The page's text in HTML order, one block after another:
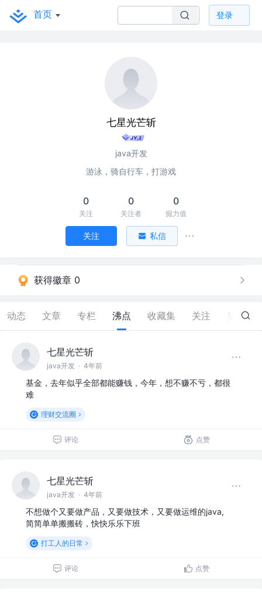
首页 登录
七星光芒斩
java开发
游泳，骑自行车，打游戏
0
关注
0
关注者
0
掘力值
关注 私信
获得徽章 0
动态 文章 专栏 沸点 收藏集 关注 0
七星光芒斩
java开发 · 4年前
基金，去年似乎全部都能赚钱，今年，想不赚不亏，都很
难
理财交流圈
评论 点赞
七星光芒斩
java开发 · 4年前
不想做个又要做产品，又要做技术，又要做运维的java,
简简单单搬搬砖，快快乐乐下班
打工人的日常
评论 点赞